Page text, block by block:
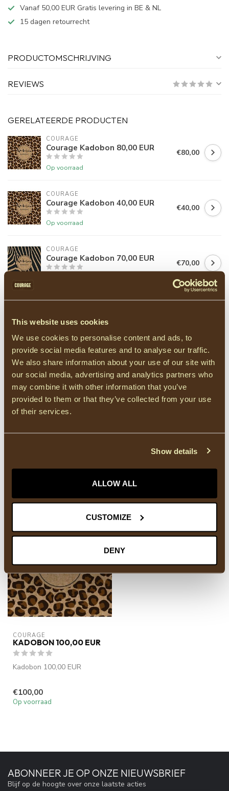
This website uses cookies
We use cookies to personalise content and ads, to
provide social media features and to analyse our traffic.
We also share information about your use of our site with
our social media, advertising and analytics partners who
may combine it with other information that you’ve
provided to them or that they’ve collected from your use
of their services.
Show details
ALLOW ALL
CUSTOMIZE
DENY
Vanaf 50,00 EUR Gratis levering in BE & NL
15 dagen retourrecht
PRODUCTOMSCHRIJVING
REVIEWS
GERELATEERDE PRODUCTEN
COURAGE
Courage Kadobon 80,00 EUR
Op voorraad
€80,00
COURAGE
Courage Kadobon 40,00 EUR
Op voorraad
€40,00
COURAGE
Courage Kadobon 70,00 EUR €70,00
Op voorraad
(9)
HEEFT U VRAGEN OVER DIT PRODUCT?
info@courage-fashion.be of+32 11 91 04 30.
RECENT BEKEKEN
COURAGE
KADOBON 100,00 EUR
Kadobon 100,00 EUR
€100,00
Op voorraad
ABONNEER JE OP ONZE NIEUWSBRIEF
Blijf op de hoogte over onze laatste acties